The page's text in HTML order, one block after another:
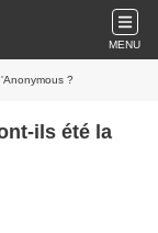
MENU
?
ils été la